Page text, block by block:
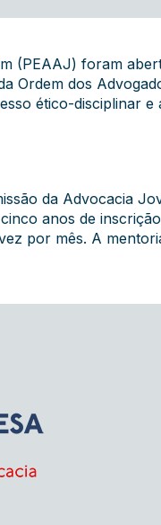
(PEAAJ) foram
Ordem dos
ético-disciplinar
da Advocacia
anos de
por mês. A